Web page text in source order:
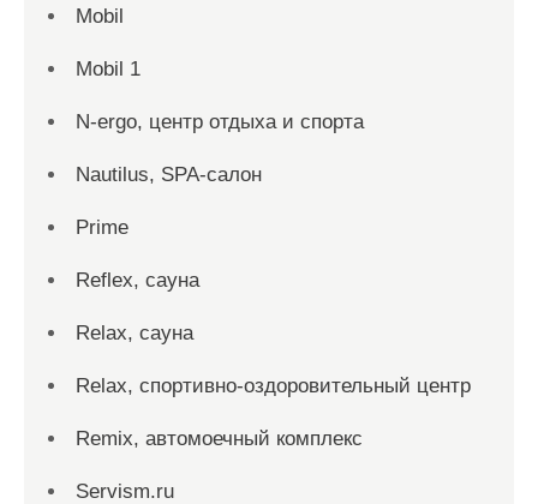
Mobil
Mobil 1
N-ergo, центр отдыха и спорта
Nautilus, SPA-салон
Prime
Reflex, сауна
Relax, сауна
Relax, спортивно-оздоровительный центр
Remix, автомоечный комплекс
Servism.ru